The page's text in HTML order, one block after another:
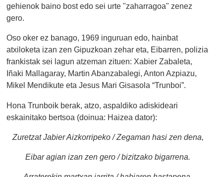
gehienok baino bost edo sei urte "zaharragoa" zenez
gero.
Oso oker ez banago, 1969 inguruan edo, hainbat
atxiloketa izan zen Gipuzkoan zehar eta, Eibarren, polizia
frankistak sei lagun atzeman zituen: Xabier Zabaleta,
Iñaki Mallagaray, Martin Abanzabalegi, Anton Azpiazu,
Mikel Mendikute eta Jesus Mari Gisasola “Trunboi”.
Hona Trunboik berak, atzo, aspaldiko adiskideari
eskainitako bertsoa (doinua: Haizea dator):
Zuretzat Jabier Aizkorripeko / Zegaman hasi zen dena,
Eibar agian izan zen gero / bizitzako bigarrena.